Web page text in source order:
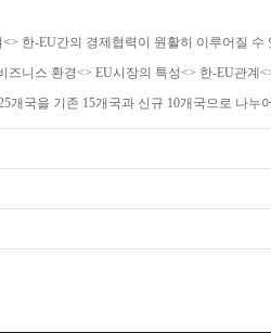
한-EU간의 경제협력이 원활히 이루어질
니스 환경<> EU시장의 특성<> 한-EU관계
개국을 기존 15개국과 신규 10개국으로 나누